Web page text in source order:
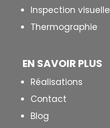
Inspection visuelle
Thermographie
EN SAVOIR PLUS
Réalisations
Contact
Blog